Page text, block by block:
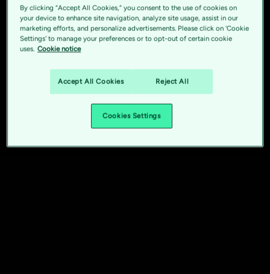
By clicking “Accept All Cookies,” you consent to the use of cookies on
your device to enhance site navigation, analyze site usage, assist in our
marketing efforts, and personalize advertisements. Please click on 'Cookie
Settings' to manage your preferences or to opt-out of certain cookie
uses. Cookie notice
Accept All Cookies Reject All
Cookies Settings